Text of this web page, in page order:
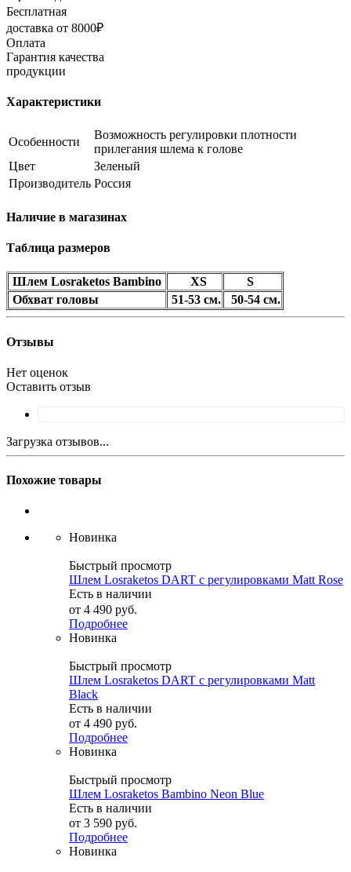
Бесплатная
доставка от 8000₽
Оплата
Гарантия качества
продукции
Характеристики
Особенности
Возможность регулировки плотности
прилегания шлема к голове
Цвет
Зеленый
Производитель Россия
Наличие в магазинах
Таблица размеров
Шлем Losraketos Bambino XS
S
Обхват головы
51-53 см. 50-54 см.
Отзывы
Нет оценок
Оставить отзыв
Загрузка отзывов...
Похожие товары
Новинка
Быстрый просмотр
Шлем Losraketos DART с регулировками Matt Rose
Есть в наличии
от 4 490 руб.
Подробнее
Новинка
Быстрый просмотр
Шлем Losraketos DART с регулировками Matt
Black
Есть в наличии
от 4 490 руб.
Подробнее
Новинка
Быстрый просмотр
Шлем Losraketos Bambino Neon Blue
Есть в наличии
от 3 590 руб.
Подробнее
Новинка